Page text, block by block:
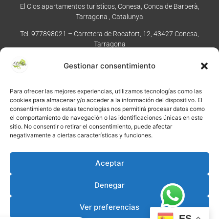
Gestionar consentimiento
Para ofrecer las mejores experiencias, utilizamos tecnologías como las
cookies para almacenar y/o acceder a la información del dispositivo. El
consentimiento de estas tecnologías nos permitirá procesar datos como
el comportamiento de navegación o las identificaciones únicas en este
sitio. No consentir o retirar el consentimiento, puede afectar
negativamente a ciertas características y funciones.
Aceptar
Denegar
Ver preferencias
El Clos apartamentos turisticos, Conesa, Conca de Barberà,
Tarragona , Catalunya
Tel. 977898021 – Carretera de Rocafort, 12, 43427 Conesa,
Tarragona
©2026·Créditos: Redacción: El Clos · Fotografía: Joaquim
Servidores y publicación:igualada.online· Contenido blog:
conten.blog